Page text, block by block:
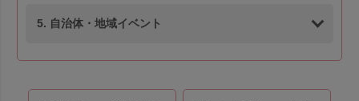
5. 自治体・地域イベント